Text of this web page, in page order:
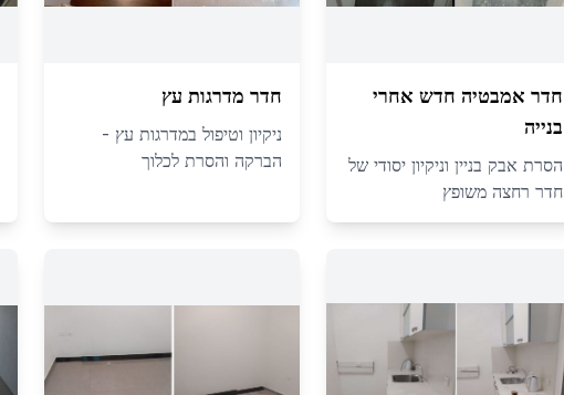
חדר אמבטיה חדש אחרי
בנייה
הסרת אבק בניין וניקיון יסודי של
חדר רחצה משופץ
חדר מדרגות עץ
ניקיון וטיפול במדרגות עץ -
הברקה והסרת לכלוך